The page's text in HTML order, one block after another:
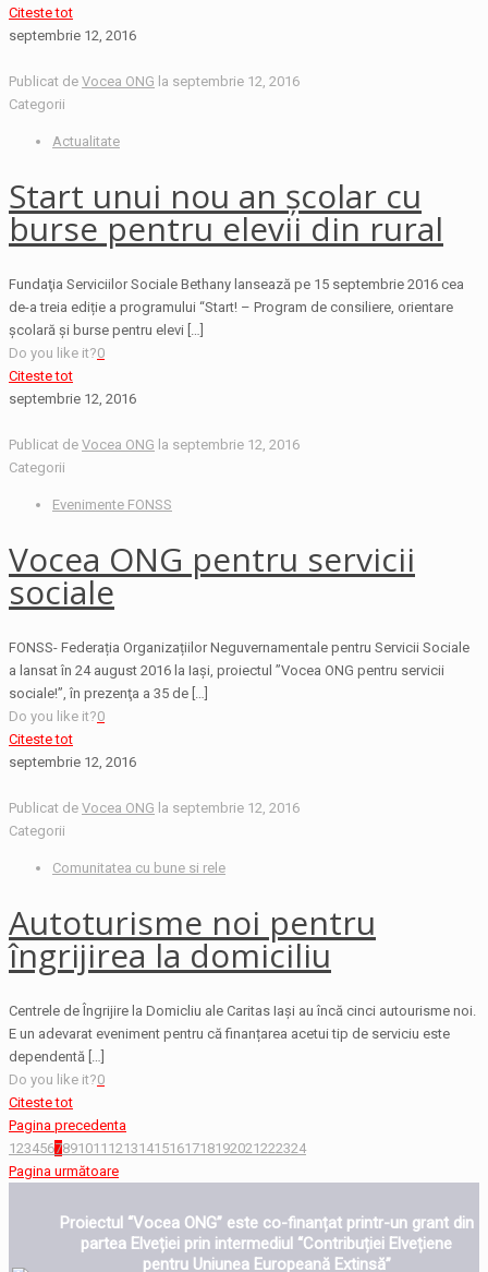
Citeste tot
septembrie 12, 2016
Publicat de Vocea ONG la septembrie 12, 2016
Categorii
Actualitate
Start unui nou an școlar cu
burse pentru elevii din rural
Fundaţia Serviciilor Sociale Bethany lansează pe 15 septembrie 2016 cea
de-a treia ediție a programului “Start! – Program de consiliere, orientare
școlară și burse pentru elevi […]
Do you like it?0
Citeste tot
septembrie 12, 2016
Publicat de Vocea ONG la septembrie 12, 2016
Categorii
Evenimente FONSS
Vocea ONG pentru servicii
sociale
FONSS- Federația Organizațiilor Neguvernamentale pentru Servicii Sociale
a lansat în 24 august 2016 la Iași, proiectul ”Vocea ONG pentru servicii
sociale!”, în prezenţa a 35 de
Do you like it?0
Citeste tot
septembrie 12, 2016
Publicat de Vocea ONG la septembrie 12, 2016
Categorii
Comunitatea cu bune si rele
Autoturisme noi pentru
îngrijirea la domiciliu
Centrele de Îngrijire la Domicliu ale Caritas Iași au încă cinci autourisme noi.
E un adevarat eveniment pentru că finanțarea acetui tip de serviciu este
dependentă […]
Do you like it?0
Citeste tot
Pagina precedenta
1234567891011 12131415161718192021222324
Pagina următoare
Proiectul “Vocea ONG” este co-finanțat printr-un grant din
partea Elveției prin intermediul “Contribuției Elvețiene
pentru Uniunea Europeană Extinsă”